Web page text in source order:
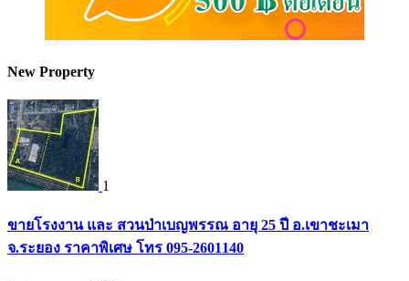
New Property
1
ขายโรงงาน และ สวนป่าเบญพรรณ อายุ 25 ปี อ.เขาชะเมา
จ.ระยอง ราคาพิเศษ โทร 095-2601140